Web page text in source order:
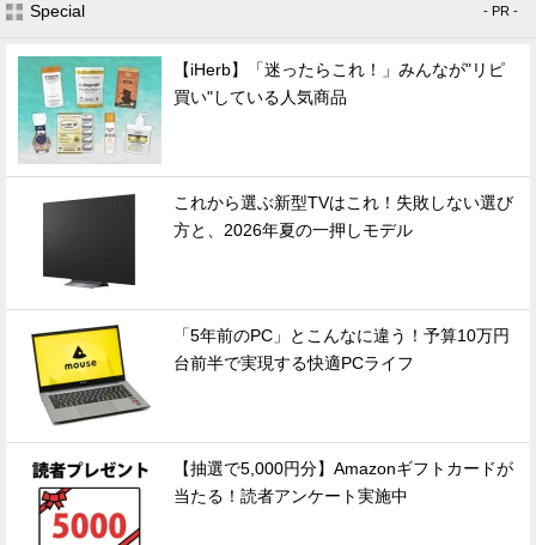
Special - PR -
【iHerb】「迷ったらこれ！」みんなが"リピ
買い"している人気商品
これから選ぶ新型TVはこれ！失敗しない選び
方と、2026年夏の一押しモデル
「5年前のPC」とこんなに違う！予算10万円
台前半で実現する快適PCライフ
【抽選で5,000円分】Amazonギフトカードが
当たる！読者アンケート実施中